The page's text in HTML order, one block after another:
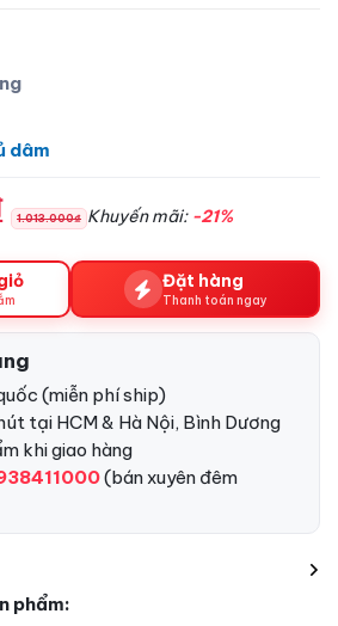
dâm
1.013.000₫ Khuyến mãi: -21%
Đặt hàng
Thanh toán ngay
(miễn phí ship)
tại HCM & Hà Nội, Bình Dương
khi giao hàng
(bán xuyên đêm
phẩm: